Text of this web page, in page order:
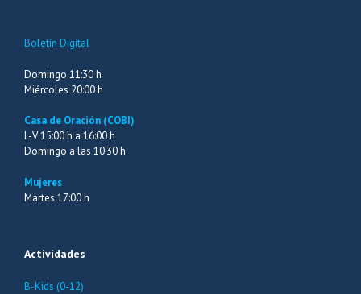
Boletín Digital
Domingo 11:30 h
Miércoles 20:00 h
Casa de Oración (COBI)
L-V 15:00 h a 16:00 h
Domingo a las 10:30 h
Mujeres
Martes 17:00 h
Actividades
B-Kids (0-12)